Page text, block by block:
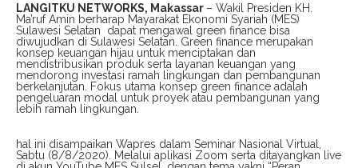
LANGITKU NETWORKS, Makassar – Wakil Presiden KH.
Ma’ruf Amin berharap Mayarakat Ekonomi Syariah (MES)
Sulawesi Selatan dapat mengawal green finance bisa
diwujudkan di Sulawesi Selatan. Green finance merupakan
konsep keuangan hijau untuk menciptakan dan
mendistribusikan produk serta layanan keuangan yang
mendorong investasi ramah lingkungan dan pembangunan
berkelanjutan. Fokus utama konsep green finance adalah
pengeluaran modal untuk proyek atau pembangunan yang
lebih ramah lingkungan.
hal ini disampaikan Wapres dalam Seminar Nasional Virtual,
Sabtu (8/8/2020). Melalui aplikasi Zoom serta ditayangkan live